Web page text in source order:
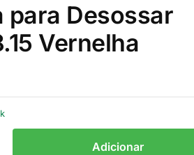
para Desossar
Vernelha
Adicionar